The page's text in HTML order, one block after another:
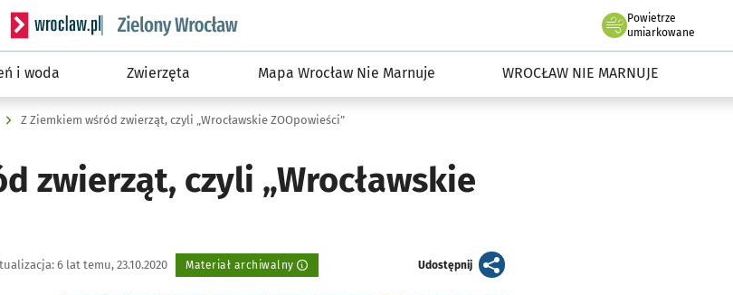
Serwis informacyjny wroclaw.pl podserwis: Środowisko we Wrocławiu
Powietrze
we Wrocławiu
umiarkowane
i woda Zwierzęta Mapa Wrocław Nie Marnuje WROCŁAW NIE MARNUJE
Z Ziemkiem wśród zwierząt, czyli „Wrocławskie ZOOpowieści”
zwierząt, czyli „Wrocławskie
6 lat temu, 23.10.2020 Materiał archiwalny Udostępnijartykuł